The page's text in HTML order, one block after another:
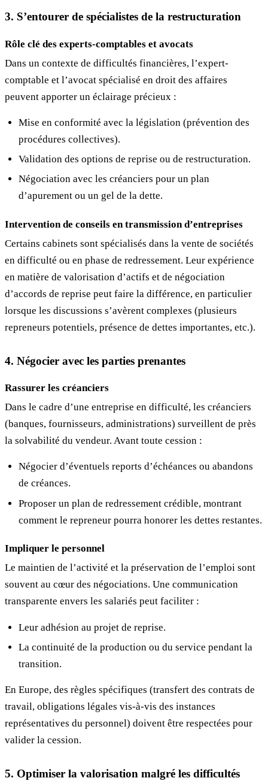
3. S’entourer de spécialistes de la restructuration
Rôle clé des experts-comptables et avocats
Dans un contexte de difficultés financières, l’expert-
comptable et l’avocat spécialisé en droit des affaires
peuvent apporter un éclairage précieux :
Mise en conformité avec la législation (prévention des
procédures collectives).
Validation des options de reprise ou de restructuration.
Négociation avec les créanciers pour un plan
d’apurement ou un gel de la dette.
Intervention de conseils en transmission d’entreprises
Certains cabinets sont spécialisés dans la vente de sociétés
en difficulté ou en phase de redressement. Leur expérience
en matière de valorisation d’actifs et de négociation
d’accords de reprise peut faire la différence, en particulier
lorsque les discussions s’avèrent complexes (plusieurs
repreneurs potentiels, présence de dettes importantes, etc.).
4. Négocier avec les parties prenantes
Rassurer les créanciers
Dans le cadre d’une entreprise en difficulté, les créanciers
(banques, fournisseurs, administrations) surveillent de près
la solvabilité du vendeur. Avant toute cession :
Négocier d’éventuels reports d’échéances ou abandons
de créances.
Proposer un plan de redressement crédible, montrant
comment le repreneur pourra honorer les dettes restantes.
Impliquer le personnel
Le maintien de l’activité et la préservation de l’emploi sont
souvent au cœur des négociations. Une communication
transparente envers les salariés peut faciliter :
Leur adhésion au projet de reprise.
La continuité de la production ou du service pendant la
transition.
En Europe, des règles spécifiques (transfert des contrats de
travail, obligations légales vis-à-vis des instances
représentatives du personnel) doivent être respectées pour
valider la cession.
5. Optimiser la valorisation malgré les difficultés